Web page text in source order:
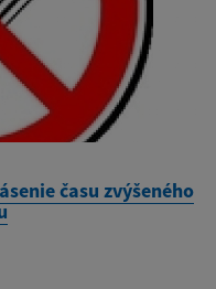
času zvýšeného